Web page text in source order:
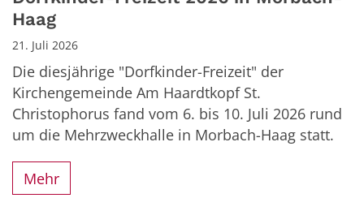
Haag
21. Juli 2026
Die diesjährige "Dorfkinder-Freizeit" der
Kirchengemeinde Am Haardtkopf St.
Christophorus fand vom 6. bis 10. Juli 2026 rund
um die Mehrzweckhalle in Morbach-Haag statt.
Mehr